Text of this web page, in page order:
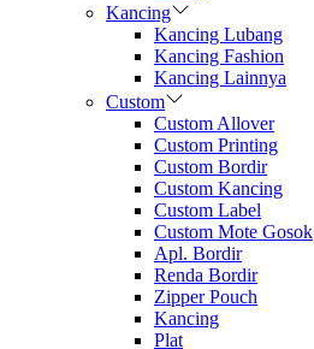
Kancing
Kancing Lubang
Kancing Fashion
Kancing Lainnya
Custom
Custom Allover
Custom Printing
Custom Bordir
Custom Kancing
Custom Label
Custom Mote Gosok
Apl. Bordir
Renda Bordir
Zipper Pouch
Kancing
Plat